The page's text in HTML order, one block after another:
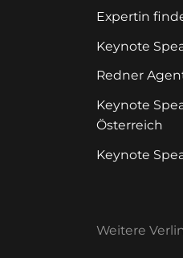
Expertin
Keynote
Redner
Keynote
Österreich
Keynote
Weitere